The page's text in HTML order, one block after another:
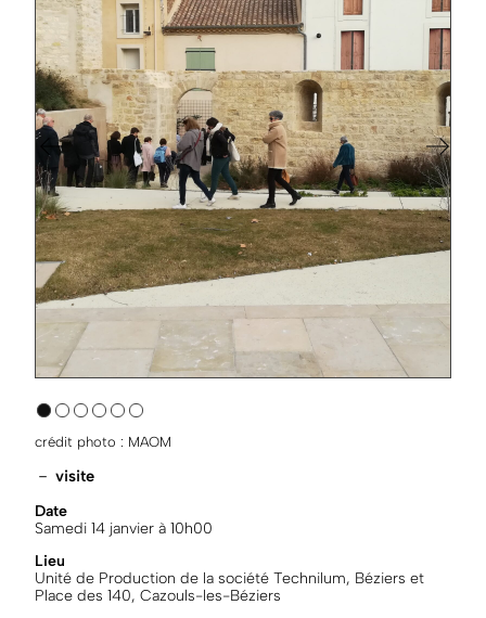
crédit photo : MAOM
－ visite
Date
Samedi 14 janvier à 10h00
Lieu
Unité de Production de la société Technilum, Béziers et
Place des 140, Cazouls-les-Béziers